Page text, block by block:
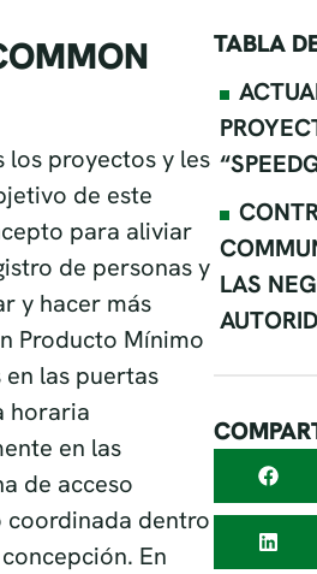
los proyectos y les
de este
para aliviar
de personas y
y hacer más
Producto Mínimo
las puertas
horaria
en las
de acceso
coordinada dentro
En
TABLA
LAS